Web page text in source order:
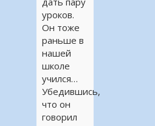
уроков.
Он тоже
раньше в
нашей
школе
учился…
Убедившись,
что он
говорил